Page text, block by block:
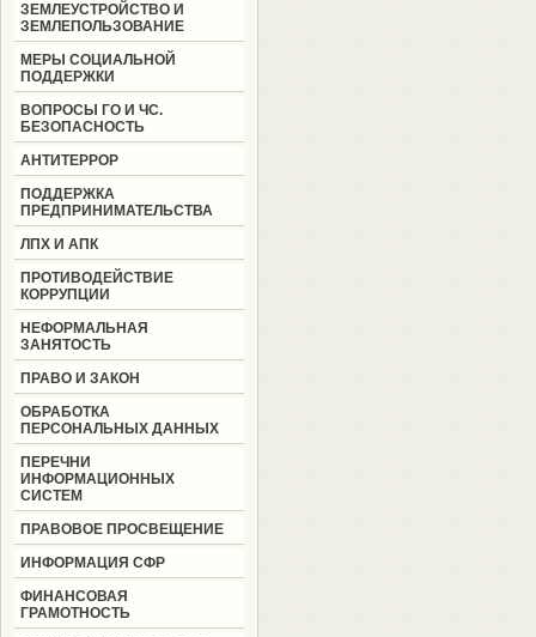
ЗЕМЛЕУСТРОЙСТВО И
ЗЕМЛЕПОЛЬЗОВАНИЕ
МЕРЫ СОЦИАЛЬНОЙ
ПОДДЕРЖКИ
ВОПРОСЫ ГО И ЧС.
БЕЗОПАСНОСТЬ
АНТИТЕРРОР
ПОДДЕРЖКА
ПРЕДПРИНИМАТЕЛЬСТВА
ЛПХ И АПК
ПРОТИВОДЕЙСТВИЕ
КОРРУПЦИИ
НЕФОРМАЛЬНАЯ
ЗАНЯТОСТЬ
ПРАВО И ЗАКОН
ОБРАБОТКА
ПЕРСОНАЛЬНЫХ ДАННЫХ
ПЕРЕЧНИ
ИНФОРМАЦИОННЫХ
СИСТЕМ
ПРАВОВОЕ ПРОСВЕЩЕНИЕ
ИНФОРМАЦИЯ СФР
ФИНАНСОВАЯ
ГРАМОТНОСТЬ